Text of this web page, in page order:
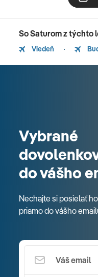
So Saturom z týchto
Viedeň
Vybrané
do vášho
Nechajte si posielať
priamo do vášho